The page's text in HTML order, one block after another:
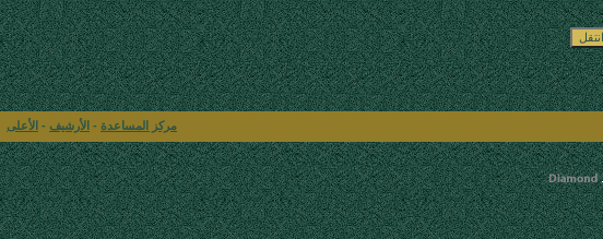
مركز المساعدة - الأرشيف - الأعلى